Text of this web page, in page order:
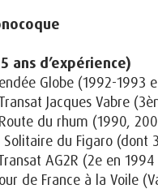
ans d’expérience)
Globe (1992-1993
Jacques Vabre
du rhum (1990,
du Figaro (dont
AG2R (2e en
de France à la Voile